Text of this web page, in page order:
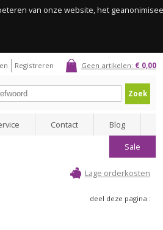
van onze website, het
Geen artikelen: € 0,00
Registreren
Zoek
Contact
Blog
Sale
Lage orderkosten
deel deze pagina :